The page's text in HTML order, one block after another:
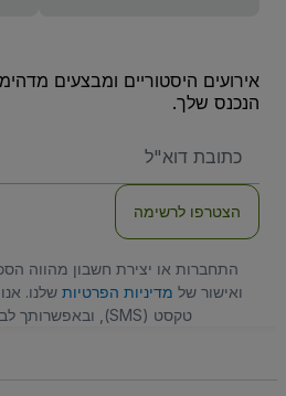
אירועים היסטוריים ומבצעים
הנכנס שלך.
שלכם
הצטרפו לרשימה
התחברות או יצירת חשבון מהווה
ואישור שלמדיניות הפרטיותשלנו. אנו
טקסט (SMS), ובאפשרותך לבטל אותן בכל עת.